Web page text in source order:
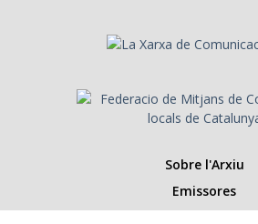
Sobre l'Arxiu
Emissores